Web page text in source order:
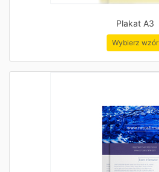
Plakat A3
Wybierz wzór